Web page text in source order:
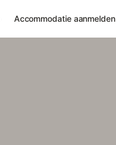
Accommodatie aanmelden